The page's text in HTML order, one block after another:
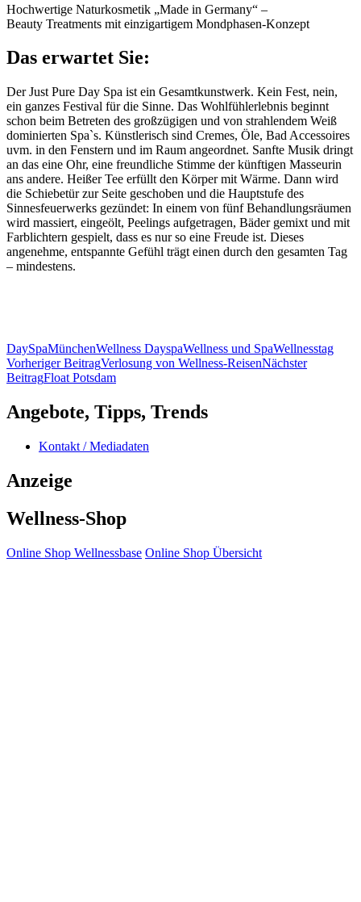
Hochwertige Naturkosmetik „Made in Germany“ –
Beauty Treatments mit einzigartigem Mondphasen-Konzept
Das erwartet Sie:
Der Just Pure Day Spa ist ein Gesamtkunstwerk. Kein Fest, nein,
ein ganzes Festival für die Sinne. Das Wohlfühlerlebnis beginnt
schon beim Betreten des großzügigen und von strahlendem Weiß
dominierten Spa`s. Künstlerisch sind Cremes, Öle, Bad Accessoires
uvm. in den Fenstern und im Raum angeordnet. Sanfte Musik dringt
an das eine Ohr, eine freundliche Stimme der künftigen Masseurin
ans andere. Heißer Tee erfüllt den Körper mit Wärme. Dann wird
die Schiebetür zur Seite geschoben und die Hauptstufe des
Sinnesfeuerwerks gezündet: In einem von fünf Behandlungsräumen
wird massiert, eingeölt, Peelings aufgetragen, Bäder gemixt und mit
Farblichtern gespielt, dass es nur so eine Freude ist. Dieses
angenehme, entspannte Gefühl trägt einen durch den gesamten Tag
– mindestens.
DaySpaMünchenWellness DayspaWellness und SpaWellnesstag
Beitragsnavigation
Vorheriger BeitragVerlosung von Wellness-ReisenNächster
BeitragFloat Potsdam
Angebote, Tipps, Trends
Kontakt / Mediadaten
Anzeige
Wellness-Shop
Online Shop Wellnessbase Online Shop Übersicht